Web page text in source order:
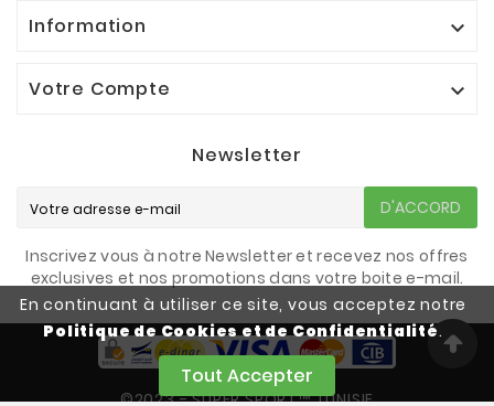
En continuant à utiliser ce site, vous acceptez notre
Politique de Cookies et de Confidentialité.
Tout Accepter
Information 
Votre Compte 
Newsletter
D'ACCORD
Inscrivez vous à notre Newsletter et recevez nos offres
exclusives et nos promotions dans votre boite e-mail.
©2023 - SUPER SPORT™ TUNISIE